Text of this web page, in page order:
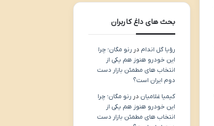
بحث های داغ کاربران
رؤیا گل اندام در رنو مگان؛ چرا
این خودرو هنوز هم یکی از
انتخاب های مطمئن بازار دست
دوم ایران است؟
کیمیا غلامیان در رنو مگان؛ چرا
این خودرو هنوز هم یکی از
انتخاب های مطمئن بازار دست